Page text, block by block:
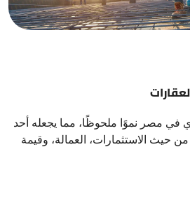
في مصر نموًا ملحوظًا، مما يجعله أحد
حيث الاستثمارات، العمالة، وقيمة